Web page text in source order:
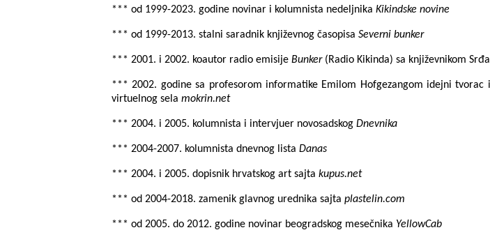
*** od 1999-2023. godine novinar i kolumnista nedeljnika Kikindske novine
*** od 1999-2013. stalni saradnik književnog časopisa Severni bunker
*** 2001. i 2002. koautor radio emisije Bunker (Radio Kikinda) sa književnikom
*** 2002. godine sa profesorom informatike Emilom Hofgezangom idejni tvorac
virtuelnog sela mokrin.net
*** 2004. i 2005. kolumnista i intervjuer novosadskog Dnevnika
*** 2004-2007. kolumnista dnevnog lista Danas
*** 2004. i 2005. dopisnik hrvatskog art sajta kupus.net
*** od 2004-2018. zamenik glavnog urednika sajta plastelin.com
*** od 2005. do 2012. godine novinar beogradskog mesečnika YellowCab